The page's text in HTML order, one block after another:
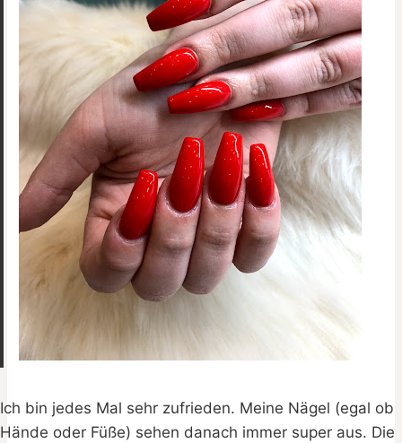
Ich bin jedes Mal sehr zufrieden. Meine Nägel (egal ob
Hände oder Füße) sehen danach immer super aus. Die